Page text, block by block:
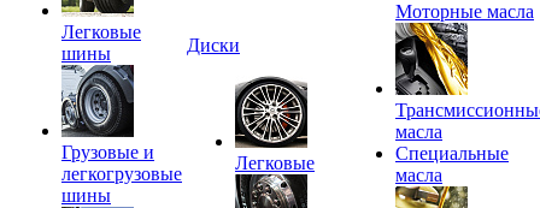
Легковые
шины
Грузовые и
легкогрузовые
шины
Диски
Легковые
Моторные масла
масла
Специальные
масла